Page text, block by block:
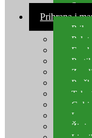
Prihrana i
Gel i
Živi